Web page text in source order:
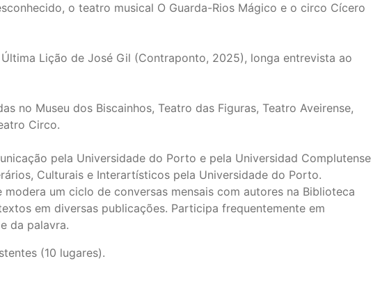
o teatro musical O Guarda-Rios Mágico e o circo Cícero
Lição de José Gil (Contraponto, 2025), longa entrevista ao
no Museu dos Biscainhos, Teatro das Figuras, Teatro Aveirense,
Circo.
pela Universidade do Porto e pela Universidad Complutense
Culturais e Interartísticos pela Universidade do Porto.
um ciclo de conversas mensais com autores na Biblioteca
em diversas publicações. Participa frequentemente em
da palavra.
(10 lugares).